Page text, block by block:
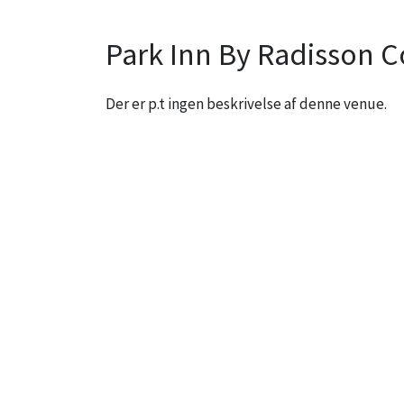
Park Inn By Radisson
Der er p.t ingen beskrivelse af denne venue.